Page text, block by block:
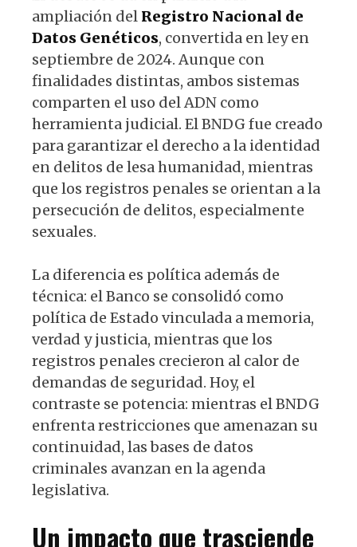
ampliación del Registro Nacional de
Datos Genéticos, convertida en ley en
septiembre de 2024. Aunque con
finalidades distintas, ambos sistemas
comparten el uso del ADN como
herramienta judicial. El BNDG fue creado
para garantizar el derecho a la identidad
en delitos de lesa humanidad, mientras
que los registros penales se orientan a la
persecución de delitos, especialmente
sexuales.
La diferencia es política además de
técnica: el Banco se consolidó como
política de Estado vinculada a memoria,
verdad y justicia, mientras que los
registros penales crecieron al calor de
demandas de seguridad. Hoy, el
contraste se potencia: mientras el BNDG
enfrenta restricciones que amenazan su
continuidad, las bases de datos
criminales avanzan en la agenda
legislativa.
Un impacto que trasciende